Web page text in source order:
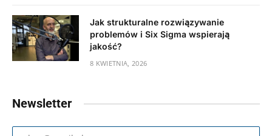
Jak strukturalne rozwiązywanie
problemów i Six Sigma wspierają
jakość?
8 KWIETNIA, 2026
Newsletter